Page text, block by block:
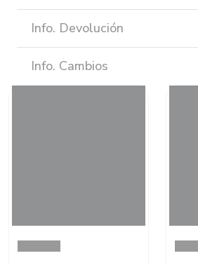
Info. Devolución
Info. Cambios